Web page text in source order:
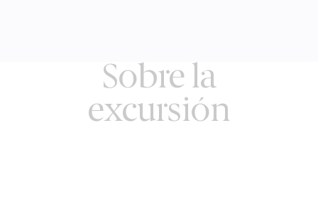
Sobre la
excursión